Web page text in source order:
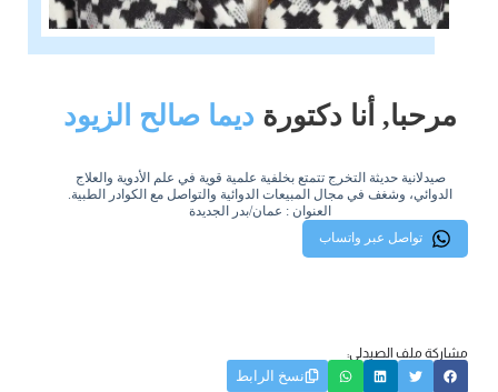
مرحبا, أنا دكتورة ديما صالح الزيود
صيدلانية حديثة التخرج تتمتع بخلفية علمية قوية في علم الأدوية والعلاج
الدوائي، وشغف في مجال المبيعات الدوائية والتواصل مع الكوادر الطبية.
العنوان : عمان/بدر الجديدة
تواصل عبر واتساب
مشاركة ملف الصيدلي:
نسخ الرابط